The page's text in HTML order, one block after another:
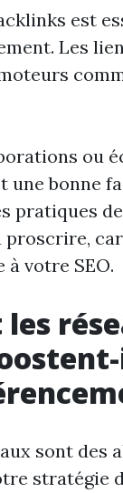
est
Les
ou
une bonne
pratiques
votre SEO.
sont des
stratégie